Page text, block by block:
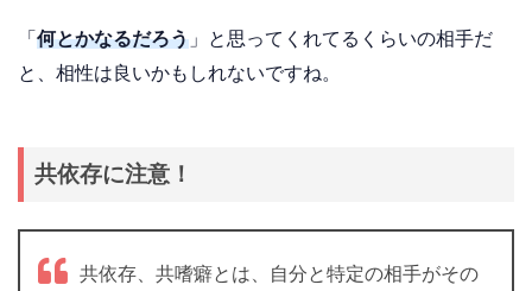
「 何とかなるだろう 」と思ってくれてるくらいの相手だ
と、相性は良いかもしれないですね。
共依存に注意！
共依存、共嗜癖とは、自分と特定の相手がその